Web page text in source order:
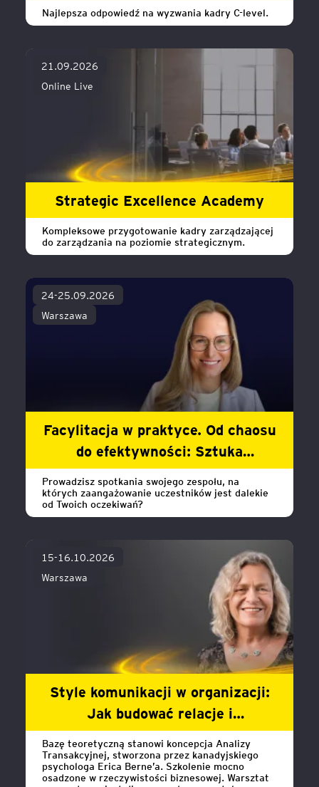
Najlepsza odpowiedź na wyzwania kadry C-level.
21.09.2026
Online Live
Strategic Excellence Academy
Kompleksowe przygotowanie kadry zarządzającej
do zarządzania na poziomie strategicznym.
24-25.09.2026
Warszawa
Facylitacja w praktyce. Od chaosu
do efektywności: Sztuka
facylitacji spotkań dla liderów
Prowadzisz spotkania swojego zespołu, na
których zaangażowanie uczestników jest dalekie
od Twoich oczekiwań?
15-16.10.2026
Warszawa
Style komunikacji w organizacji:
Jak budować relacje i
skuteczność dzięki analizie
transakcyjnej
Bazę teoretyczną stanowi koncepcja Analizy
Transakcyjnej, stworzona przez kanadyjskiego
psychologa Erica Berne’a. Szkolenie mocno
osadzone w rzeczywistości biznesowej. Warsztat